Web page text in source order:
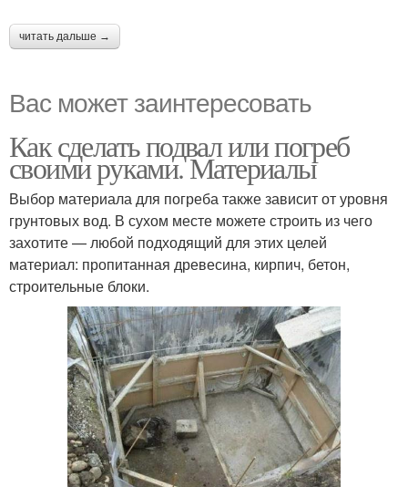
читать дальше →
Вас может заинтересовать
Как сделать подвал или погреб
своими руками. Материалы
Выбор материала для погреба также зависит от уровня
грунтовых вод. В сухом месте можете строить из чего
захотите — любой подходящий для этих целей
материал: пропитанная древесина, кирпич, бетон,
строительные блоки.